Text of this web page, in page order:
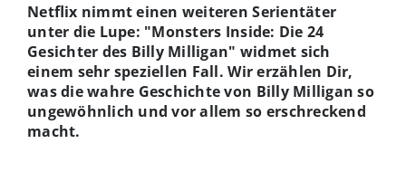
Netflix nimmt einen weiteren Serientäter
unter die Lupe: "Monsters Inside: Die 24
Gesichter des Billy Milligan" widmet sich
einem sehr speziellen Fall. Wir erzählen Dir,
was die wahre Geschichte von Billy Milligan so
ungewöhnlich und vor allem so erschreckend
macht.